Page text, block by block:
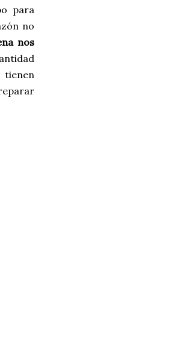
para
no
nos
tienen